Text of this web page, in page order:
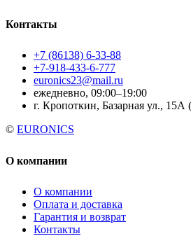
Контакты
+7 (86138) 6-33-88
+7-918-433-6-777
euronics23@mail.ru
ежедневно, 09:00–19:00
г. Кропоткин, Базарная ул.,
© EURONICS
О компании
О компании
Оплата и доставка
Гарантия и возврат
Контакты